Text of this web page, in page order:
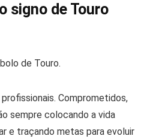
signo de Touro
Comprometidos,
sempre colocando a vida
e traçando metas para evoluir